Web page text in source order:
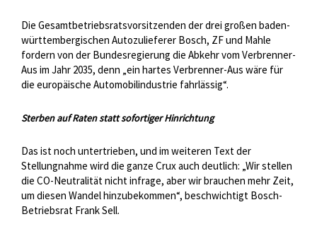
Die Gesamtbetriebsratsvorsitzenden der drei großen baden-
württembergischen Autozulieferer Bosch, ZF und Mahle
fordern von der Bundesregierung die Abkehr vom Verbrenner-
Aus im Jahr 2035, denn „ein hartes Verbrenner-Aus wäre für
die europäische Automobilindustrie fahrlässig“.
Sterben auf Raten statt sofortiger Hinrichtung
Das ist noch untertrieben, und im weiteren Text der
Stellungnahme wird die ganze Crux auch deutlich: „Wir stellen
die CO-Neutralität nicht infrage, aber wir brauchen mehr Zeit,
um diesen Wandel hinzubekommen“, beschwichtigt Bosch-
Betriebsrat Frank Sell.